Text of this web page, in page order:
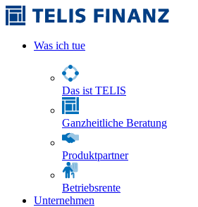
Was ich tue
Das ist TELIS
Ganzheitliche Beratung
Produktpartner
Betriebsrente
Unternehmen